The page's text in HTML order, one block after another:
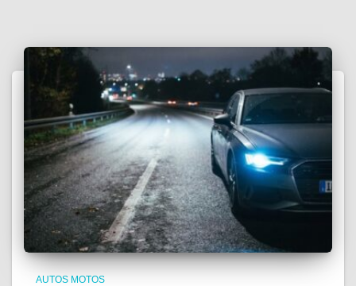
AUTOS MOTOS